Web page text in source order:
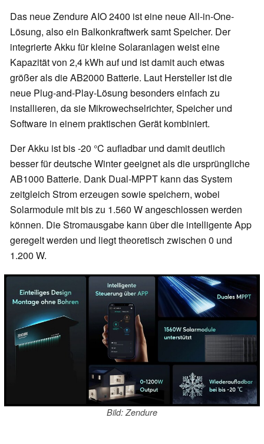
Das neue Zendure AIO 2400 ist eine neue All-in-One-
Lösung, also ein Balkonkraftwerk samt Speicher. Der
integrierte Akku für kleine Solaranlagen weist eine
Kapazität von 2,4 kWh auf und ist damit auch etwas
größer als die AB2000 Batterie. Laut Hersteller ist die
neue Plug-and-Play-Lösung besonders einfach zu
installieren, da sie Mikrowechselrichter, Speicher und
Software in einem praktischen Gerät kombiniert.
Der Akku ist bis -20 °C aufladbar und damit deutlich
besser für deutsche Winter geeignet als die ursprüngliche
AB1000 Batterie. Dank Dual-MPPT kann das System
zeitgleich Strom erzeugen sowie speichern, wobei
Solarmodule mit bis zu 1.560 W angeschlossen werden
können. Die Stromausgabe kann über die intelligente App
geregelt werden und liegt theoretisch zwischen 0 und
1.200 W.
Bild: Zendure